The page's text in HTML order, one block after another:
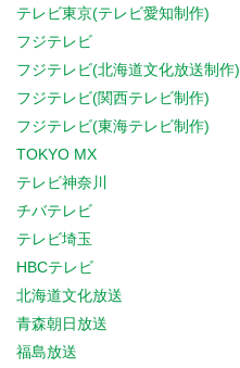
テレビ東京(テレビ愛知制作)
フジテレビ
フジテレビ(北海道文化放送制作)
フジテレビ(関西テレビ制作)
フジテレビ(東海テレビ制作)
TOKYO MX
テレビ神奈川
チバテレビ
テレビ埼玉
HBCテレビ
北海道文化放送
青森朝日放送
福島放送